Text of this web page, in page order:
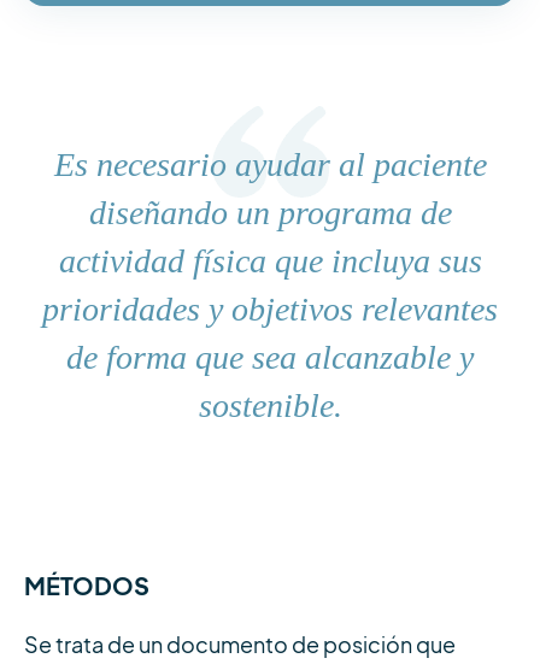
Es necesario ayudar al paciente
diseñando un programa de
actividad física que incluya sus
prioridades y objetivos relevantes
de forma que sea alcanzable y
sostenible.
MÉTODOS
Se trata de un documento de posición que